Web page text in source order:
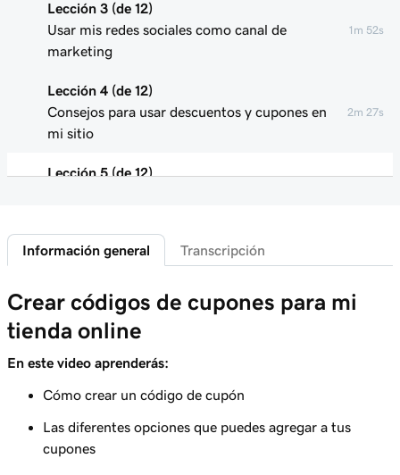
Lección 3 (de 12)
Usar mis redes sociales como canal de
marketing
1m 52s
Lección 4 (de 12)
Consejos para usar descuentos y cupones en
mi sitio
2m 27s
Lección 5 (de 12)
Lección 6 (de 12)
Websites + Marketing
Lección 7 (de 12)
Agregar productos agrupados a mi sitio
Lección 8 (de 12)
Crear mi primera etiqueta de envío
Lección 9 (de 12)
Información general Transcripción
Crear códigos de cupones para mi
tienda online
En este video aprenderás:
Cómo crear un código de cupón
Las diferentes opciones que puedes agregar a tus
cupones